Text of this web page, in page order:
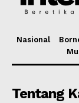
Nasional
Tentang